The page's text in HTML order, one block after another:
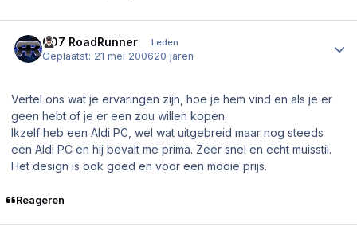
007 RoadRunner Leden
Geplaatst: 21 mei 200620 jaren
Vertel ons wat je ervaringen zijn, hoe je hem vind en als je er
geen hebt of je er een zou willen kopen.
Ikzelf heb een Aldi PC, wel wat uitgebreid maar nog steeds
een Aldi PC en hij bevalt me prima. Zeer snel en echt muisstil.
Het design is ook goed en voor een mooie prijs.
Reageren